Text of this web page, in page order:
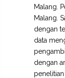
Malang.
Malang.
dengan
data
dengan